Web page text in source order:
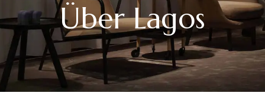
Über Lagos